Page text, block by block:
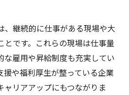
、継続的に仕事がある現場や大
とです。これらの現場は仕事量
な雇用や昇給制度も充実してい
援や福利厚生が整っている企業
ャリアアップにもつながりま